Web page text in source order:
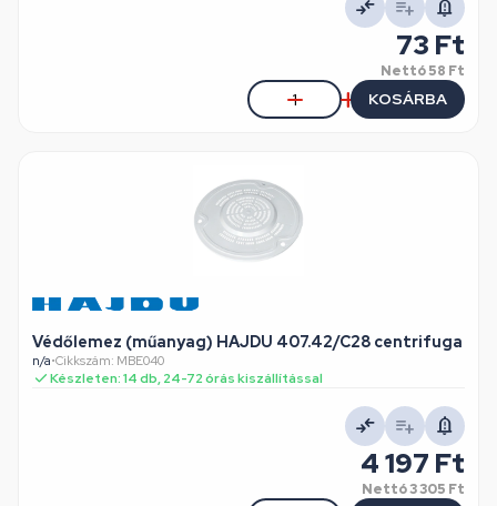
73 Ft
Nettó58 Ft
KOSÁRBA
Védőlemez (műanyag) HAJDU 407.42/C28 centrifuga
n/a•Cikkszám: MBE040
Készleten: 14 db, 24-72 órás kiszállítással
4 197 Ft
Nettó3 305 Ft